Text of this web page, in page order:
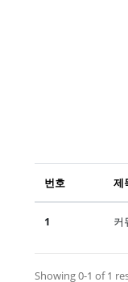
번호 제
1 커
Showing 0-1 of 1